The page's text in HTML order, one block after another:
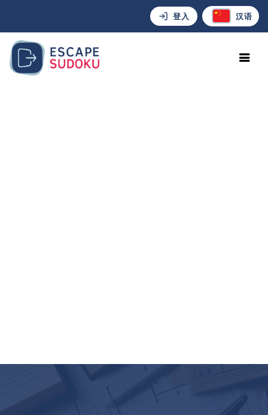
登入 汉语